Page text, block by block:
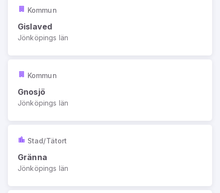
Kommun
Gislaved
Jönköpings län
Kommun
Gnosjö
Jönköpings län
Stad/Tätort
Gränna
Jönköpings län